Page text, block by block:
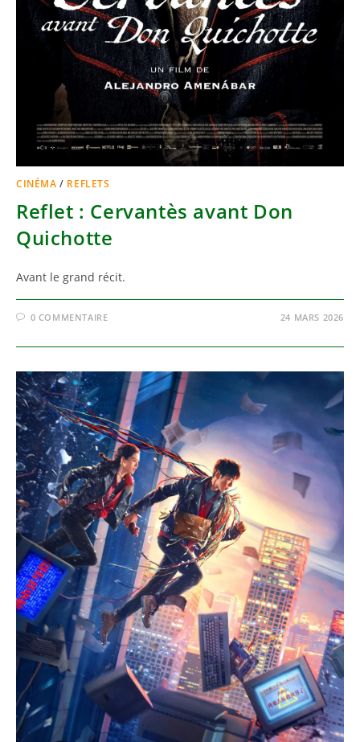
CINÉMA / REFLETS
Reflet : Cervantès avant Don
Quichotte
Avant le grand récit.
0 COMMENTAIRE 24 MARS 2026